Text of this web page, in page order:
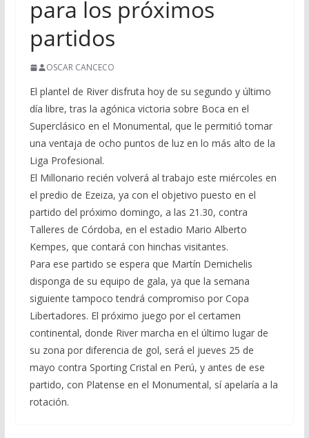
para los próximos
partidos
OSCAR CANCECO
El plantel de River disfruta hoy de su segundo y último
día libre, tras la agónica victoria sobre Boca en el
Superclásico en el Monumental, que le permitió tomar
una ventaja de ocho puntos de luz en lo más alto de la
Liga Profesional.
El Millonario recién volverá al trabajo este miércoles en
el predio de Ezeiza, ya con el objetivo puesto en el
partido del próximo domingo, a las 21.30, contra
Talleres de Córdoba, en el estadio Mario Alberto
Kempes, que contará con hinchas visitantes.
Para ese partido se espera que Martín Demichelis
disponga de su equipo de gala, ya que la semana
siguiente tampoco tendrá compromiso por Copa
Libertadores. El próximo juego por el certamen
continental, donde River marcha en el último lugar de
su zona por diferencia de gol, será el jueves 25 de
mayo contra Sporting Cristal en Perú, y antes de ese
partido, con Platense en el Monumental, sí apelaría a la
rotación.